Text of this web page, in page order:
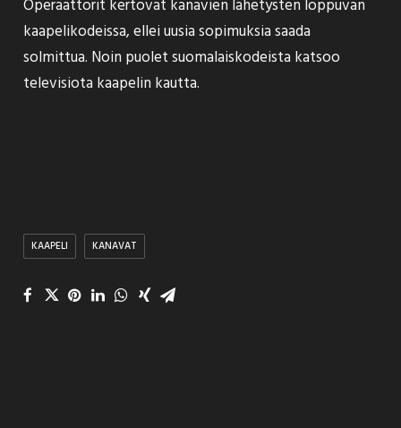
Operaattorit kertovat kanavien lähetysten loppuvan
kaapelikodeissa, ellei uusia sopimuksia saada
solmittua. Noin puolet suomalaiskodeista katsoo
televisiota kaapelin kautta.
KAAPELI KANAVAT